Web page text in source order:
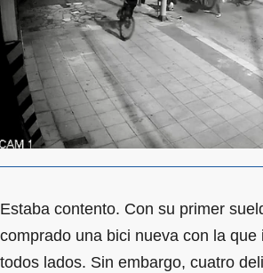
Estaba contento. Con su primer
comprado una bici nueva con la que
todos lados. Sin embargo, cuatro